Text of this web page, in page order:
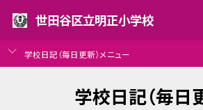
世田谷区立明正小学校
学校日記（毎日更新）メニュー
学校日記（毎日